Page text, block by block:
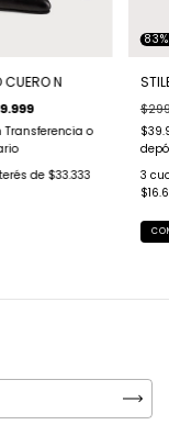
CUERO N
Transferencia o
de $33.333
83
3